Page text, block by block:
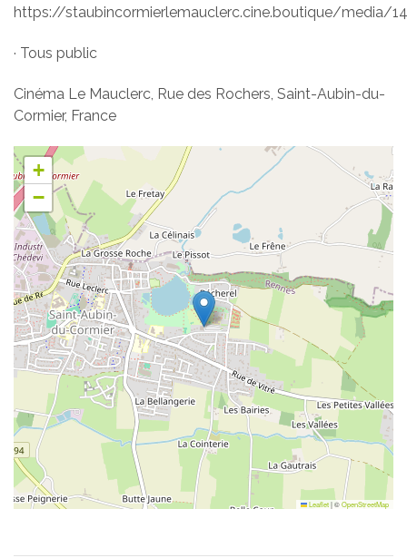
https://staubincormierlemauclerc.cine.boutique/media/
· Tous public
Cinéma Le Mauclerc, Rue des Rochers, Saint-Aubin-du-
Cormier, France
+
−
Leaflet|©OpenStreetMap